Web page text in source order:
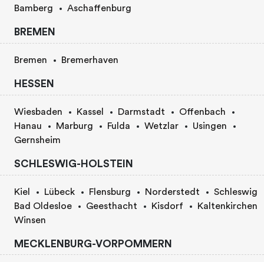
Bamberg
Aschaffenburg
BREMEN
Bremen Bremerhaven
HESSEN
Wiesbaden Kassel Darmstadt
Offenbach
Hanau
Marburg Fulda Wetzlar
Usingen
Gernsheim
SCHLESWIG-HOLSTEIN
Kiel Lübeck Flensburg Norderstedt
Schleswig
Bad Oldesloe
Geesthacht Kisdorf
Kaltenkirchen
Winsen
MECKLENBURG-VORPOMMERN